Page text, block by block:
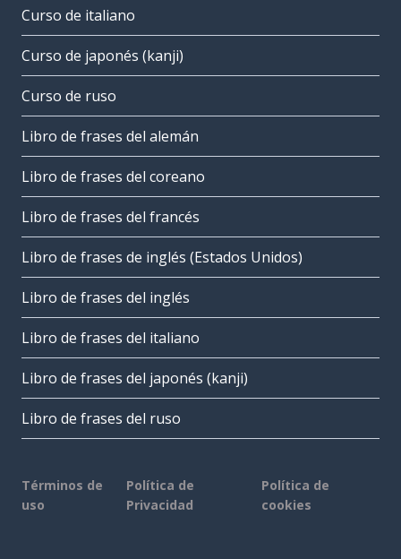
Curso de italiano
Curso de japonés (kanji)
Curso de ruso
Libro de frases del alemán
Libro de frases del coreano
Libro de frases del francés
Libro de frases de inglés (Estados Unidos)
Libro de frases del inglés
Libro de frases del italiano
Libro de frases del japonés (kanji)
Libro de frases del ruso
Términos de
uso
Política de
Privacidad
Política de
cookies